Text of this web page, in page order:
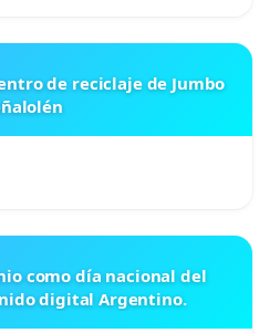
de reciclaje de Jumbo
como día nacional del
digital Argentino.